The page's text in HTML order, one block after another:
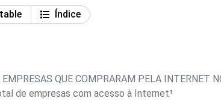
Índice
EMPRESAS QUE COMPRARAM PELA INTERNET
de empresas com acesso à Internet¹